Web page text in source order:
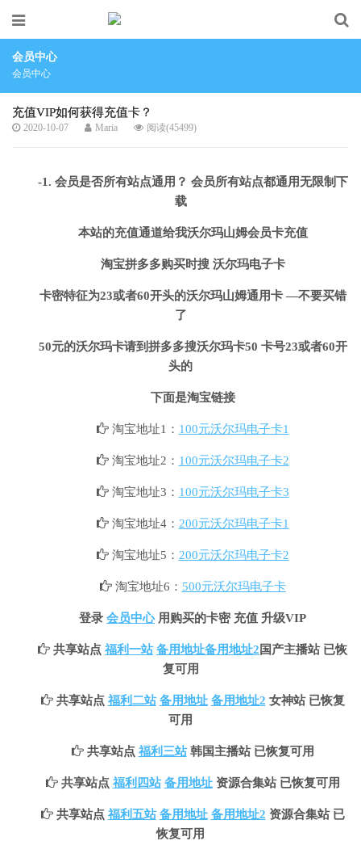
会员中心
会员中心
充值VIP如何获得充值卡？
2020-10-07 Maria 阅读(45499)
-1. 会员是否所有站点通用？ 会员所有站点都通用无限制下
载
本站的充值通道给我沃尔玛山姆会员卡充值
淘宝拼多多购买时搜 沃尔玛电子卡
卡密特征为23或者60开头的沃尔玛山姆通用卡 —不要买错
了
50元的沃尔玛卡请到拼多多搜沃尔玛卡50 卡号23或者60开
头的
下面是淘宝链接
淘宝地址1： 100元沃尔玛电子卡1
淘宝地址2： 100元沃尔玛电子卡2
淘宝地址3： 100元沃尔玛电子卡3
淘宝地址4： 200元沃尔玛电子卡1
淘宝地址5： 200元沃尔玛电子卡2
淘宝地址6： 500元沃尔玛电子卡
登录 会员中心用购买的卡密 充值 升级VIP
共享站点 福利一站 备用地址备用地址2 国产主播站 已恢
复可用
共享站点 福利二站 备用地址 备用地址2 女神站 已恢复
可用
共享站点 福利三站韩国主播站 已恢复可用
共享站点 福利四站 备用地址资源合集站 已恢复可用
共享站点 福利五站 备用地址 备用地址2 资源合集站 已
恢复可用